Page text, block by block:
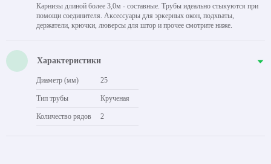
Карнизы длиной более 3,0м - составные. Трубы идеально стыкуются при
помощи соединителя. Аксессуары для эркерных окон, подхваты,
держатели, крючки, люверсы для штор и прочее смотрите ниже.
Характеристики
Диаметр (мм) 25
Тип трубы Крученая
Количество рядов 2